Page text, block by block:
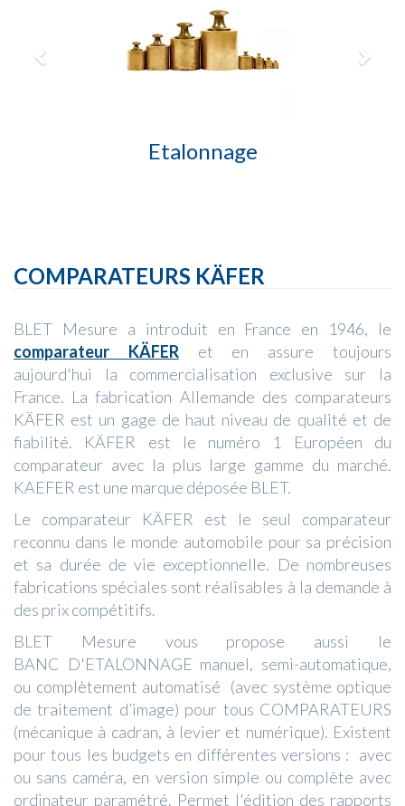
Etalonnage
COMPARATEURS KÄFER
BLET Mesure a introduit en France en 1946, le
comparateur KÄFERet en assure toujours
aujourd'hui la commercialisation exclusive sur la
France. La fabrication Allemande des comparateurs
KÄFER est un gage de haut niveau de qualité et de
fiabilité. KÄFER est le numéro 1 Européen du
comparateur avec la plus large gamme du marché.
KAEFER est une marque déposée BLET.
Le comparateur KÄFER est le seul comparateur
reconnu dans le monde automobile pour sa précision
et sa durée de vie exceptionnelle. De nombreuses
fabrications spéciales sont réalisables à la demande à
des prix compétitifs.
BLET Mesure vous propose aussi le
BANC D'ETALONNAGE manuel, semi-automatique,
ou complètement automatisé (avec système optique
de traitement d’image) pour tous COMPARATEURS
(mécanique à cadran, à levier et numérique). Existent
pour tous les budgets en différentes versions : avec
ou sans caméra, en version simple ou complète avec
ordinateur paramétré. Permet l'édition des rapports